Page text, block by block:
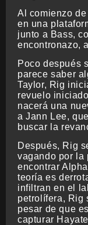
Al comienzo
en una
junto a Bass,
encontronazo,
Poco después
parece saber
Taylor, Rig
revuelo
nacerá una
a Jann Lee,
buscar la
Después, Rig
vagando por la
encontrar
teoría es
infiltran en el
petrolífera, Rig
pesar de que
capturar